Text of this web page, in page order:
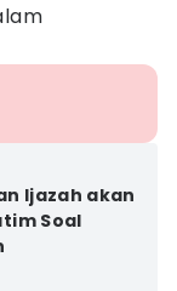
Ijazah akan
Soal